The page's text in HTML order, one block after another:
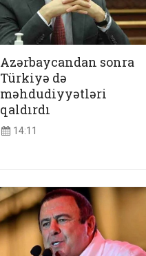
Azərbaycandan sonra
Türkiyə də
məhdudiyyətləri
qaldırdı
14:11